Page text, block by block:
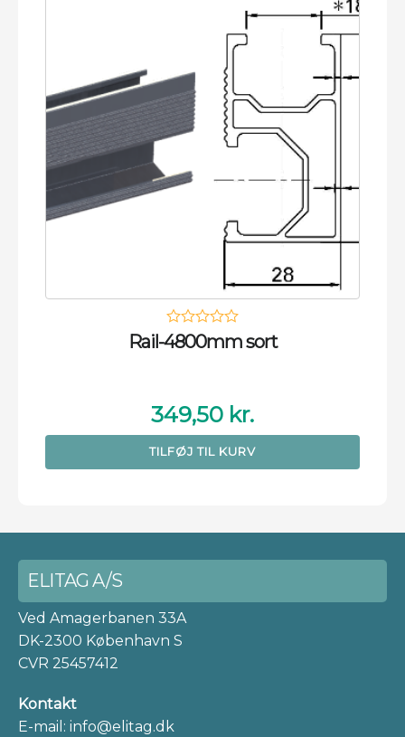
Rail-4800mm sort
349,50 kr.
TILFØJ TIL KURV
ELITAG A/S
Ved Amagerbanen 33A
DK-2300 København S
CVR 25457412
Kontakt
E-mail: info@elitag.dk